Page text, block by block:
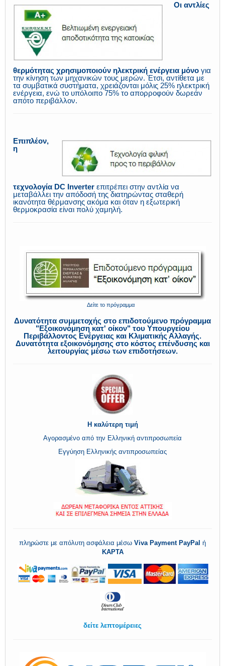
Οι αντλίες
θερμότητας χρησιμοποιούν ηλεκτρική ενέργεια μόνο για
την κίνηση των μηχανικών τους μερών. Έτσι, αντίθετα με
τα συμβατικά συστήματα, χρειάζονται μόλις 25% ηλεκτρική
ενέργεια, ενώ το υπόλοιπο 75% το απορροφούν δωρεάν
απότο περιβάλλον.
Επιπλέον,
η
τεχνολογία DC Inverter επιτρέπει στην αντλία να
μεταβάλλει την απόδοσή της διατηρώντας σταθερή
ικανότητα θέρμανσης ακόμα και όταν η εξωτερική
θερμοκρασία είναι πολύ χαμηλή.
Δείτε το πρόγραμμα
Δυνατότητα συμμετοχής στο επιδοτούμενο πρόγραμμα
"Εξοικονόμηση κατ' οίκον" του Υπουργείου
Περιβάλλοντος Ενέργειας και Κλιματικής Αλλαγής.
Δυνατότητα εξοικονόμησης στο κόστος επένδυσης και
λειτουργίας μέσω των επιδοτήσεων.
Η καλύτερη τιμή
Αγορασμένο από την Ελληνική αντιπροσωπεία
Εγγύηση Ελληνικής αντιπροσωπείας
πληρώστε με απόλυτη ασφάλεια μέσω Viva Payment PayPal ή
ΚΑΡΤΑ
δείτε λεπτομέρειες